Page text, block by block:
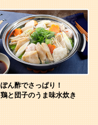
ぽん酢でさっぱり！
鶏と団子のうま味水炊き